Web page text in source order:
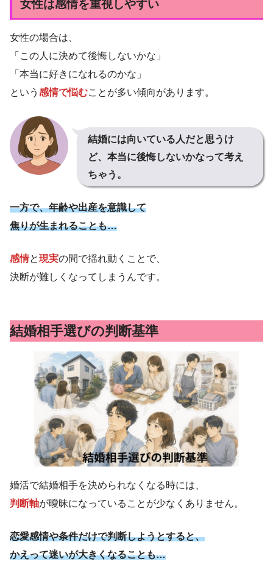
女性は感情を重視しやすい
女性の場合は、
「この人に決めて後悔しないかな」
「本当に好きになれるのかな」
という 感情で悩むことが多い傾向があります。
結婚には向いている人だと思うけ
ど、本当に後悔しないかなって考え
ちゃう。
一方で、年齢や出産を意識して
焦りが生まれることも…
感情と現実の間で揺れ動くことで、
決断が難しくなってしまうんです。
結婚相手選びの判断基準
婚活で結婚相手を決められなくなる時には、
判断軸が曖昧になっていることが少なくありません。
恋愛感情や条件だけで判断しようとすると、
かえって迷いが大きくなることも…